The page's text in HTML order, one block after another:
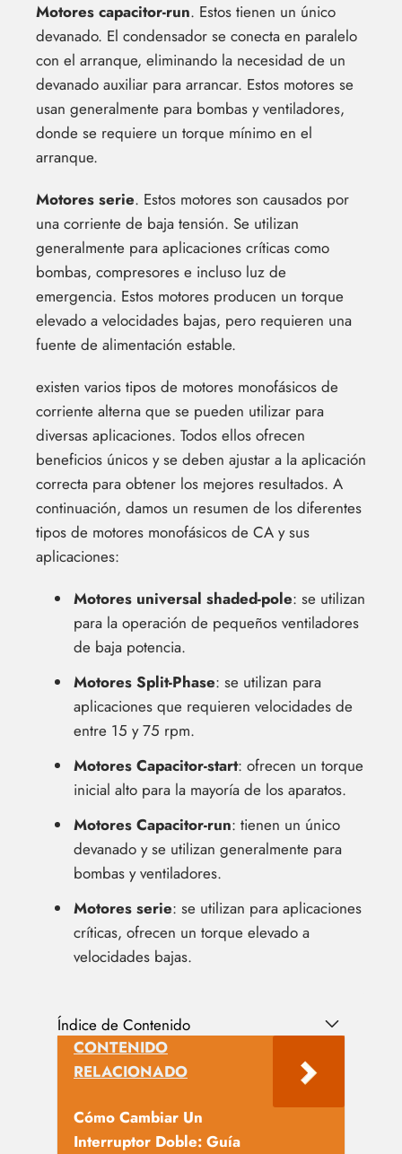
Motores capacitor-run. Estos tienen un único
devanado. El condensador se conecta en paralelo
con el arranque, eliminando la necesidad de un
devanado auxiliar para arrancar. Estos motores se
usan generalmente para bombas y ventiladores,
donde se requiere un torque mínimo en el
arranque.
Motores serie. Estos motores son causados por
una corriente de baja tensión. Se utilizan
generalmente para aplicaciones críticas como
bombas, compresores e incluso luz de
emergencia. Estos motores producen un torque
elevado a velocidades bajas, pero requieren una
fuente de alimentación estable.
existen varios tipos de motores monofásicos de
corriente alterna que se pueden utilizar para
diversas aplicaciones. Todos ellos ofrecen
beneficios únicos y se deben ajustar a la aplicación
correcta para obtener los mejores resultados. A
continuación, damos un resumen de los diferentes
tipos de motores monofásicos de CA y sus
aplicaciones:
Motores universal shaded-pole: se utilizan
para la operación de pequeños ventiladores
de baja potencia.
Motores Split-Phase: se utilizan para
aplicaciones que requieren velocidades de
entre 15 y 75 rpm.
Motores Capacitor-start: ofrecen un torque
inicial alto para la mayoría de los aparatos.
Motores Capacitor-run: tienen un único
devanado y se utilizan generalmente para
bombas y ventiladores.
Motores serie: se utilizan para aplicaciones
críticas, ofrecen un torque elevado a
velocidades bajas.
Índice de Contenido
CONTENIDO
RELACIONADO
Cómo Cambiar Un
Interruptor Doble: Guía